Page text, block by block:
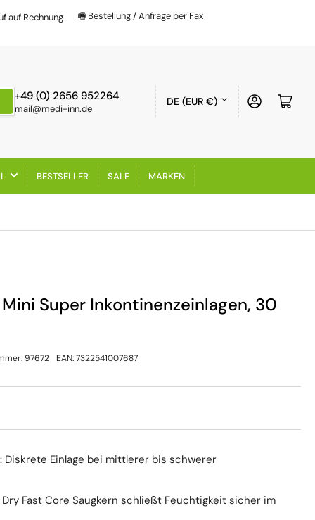
auf Rechnung
🖷 Bestellung / Anfrage per Fax
+49 (0) 2656 952264
mail@medi-inn.de
Land/Region
DE (EUR €) AnmeldenMini-
BESTSELLER SALE MARKEN
Super Inkontinenzeinlagen, 30
97672 EAN:7322541007687
Diskrete Einlage bei mittlerer bis schwerer
Fast Core Saugkern schließt Feuchtigkeit sicher im